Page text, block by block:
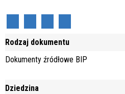
Rodzaj dokumentu
Dokumenty źródłowe BIP
Dziedzina